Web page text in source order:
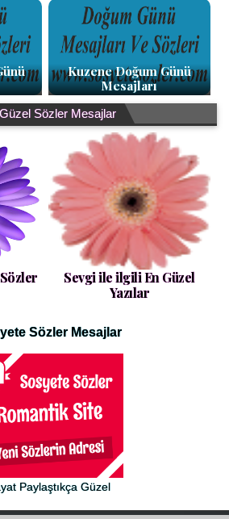
Kuzene Doğum Günü
Mesajları
Sözler Mesajlar
Sevgi ile ilgili En Güzel
Yazılar
Sözler Mesajlar
Paylaştıkça Güzel